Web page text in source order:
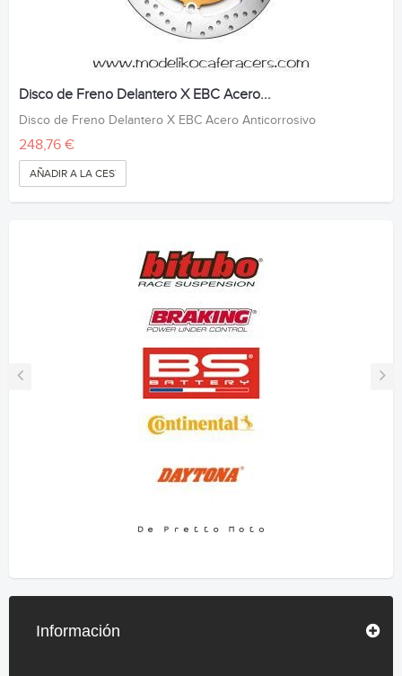
Disco de Freno Delantero X EBC Acero...
Disco de Freno Delantero X EBC Acero Anticorrosivo
248,76 €
AÑADIR A LA CESTA
Información